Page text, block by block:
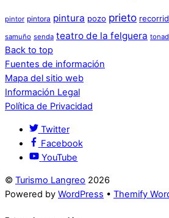
pintor pintora pintura pozo prieto
samuño senda teatro de la felguera
Back to top
Fuentes de información
Mapa del sitio web
Información Legal
Política de Privacidad
Twitter
Facebook
YouTube
© Turismo Langreo 2026
Powered by WordPress • Themify